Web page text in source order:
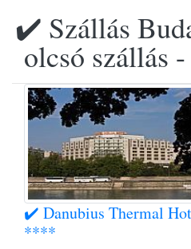
✔️ Szállás
olcsó szállás
✔️ Danubius Thermal
****